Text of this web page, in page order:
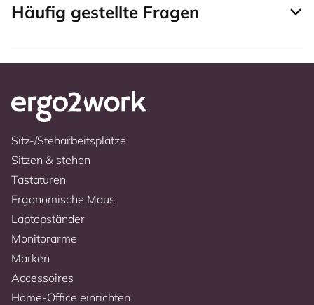
Häufig gestellte Fragen
Sitz-/Steharbeitsplätze
Sitzen & stehen
Tastaturen
Ergonomische Maus
Laptopständer
Monitorarme
Marken
Accessoires
Home-Office einrichten